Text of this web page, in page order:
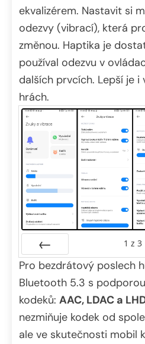
ekvalizérem. Nastavit si
odezvy (vibrací), která
změnou. Haptika je
používal odezvu v
dalších prvcích. Lepší je
hrách.
Předchozí
1 z 3
Pro bezdrátový poslech
Bluetooth 5.3 s
kodeků: AAC, LDAC a
nezmiňuje kodek od
ale ve skutečnosti mobil